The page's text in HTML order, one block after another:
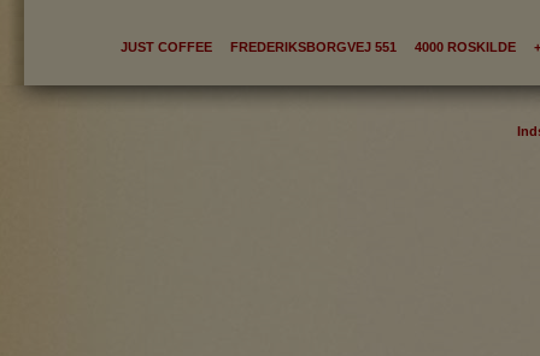
JUST COFFEE FREDERIKSBORGVEJ 551 4000 ROSKILDE